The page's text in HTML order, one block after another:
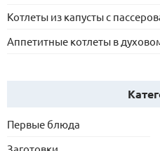
Котлеты из капусты с
Аппетитные котлеты в
Первые блюда